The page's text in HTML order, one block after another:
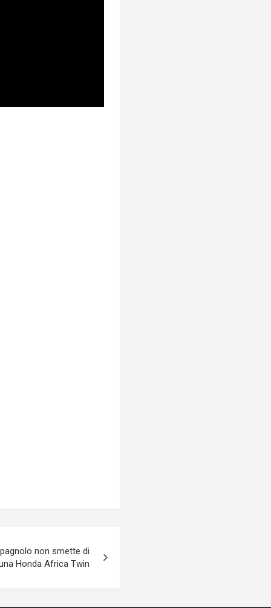
non smette di
Honda Africa Twin